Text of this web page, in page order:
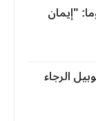
"إيمان
الرجاء